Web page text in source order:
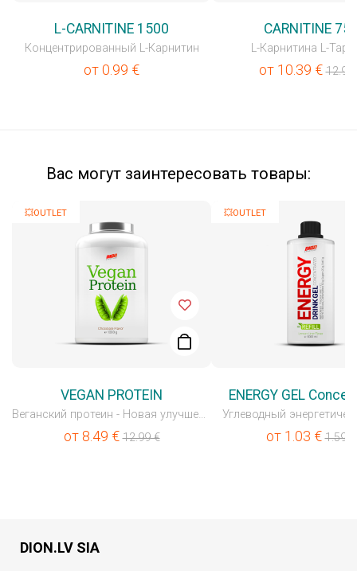
L-CARNITINE 1500
Концентрированный L-Карнитин
от0.99 €
CARNITINE
L-Карнитина L-
от 10.39 €12.99
Вас могут заинтересовать товары:
💥OUTLET
VEGAN PROTEIN
Веганский протеин - Новая улучшенная формула
от 8.49 €12.99€
💥OUTLET
ENERGY GEL
Углеводный
от 1.03 €1.59
DION.LV SIA